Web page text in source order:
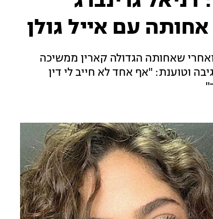
עם אייל גולן
שאחותה הגדולה קארין ממשיכה
וטוענת: "אף אחד לא חייב לי דין